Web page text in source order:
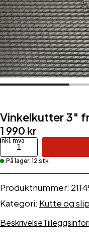
Vinkelkutter 3″
1 990 kr
Vinkelkutter
3"
fra
Masterpalm
18040
På lager: 12 stk
Produktnummer:
Kategori: Kutte og
Beskrivelse